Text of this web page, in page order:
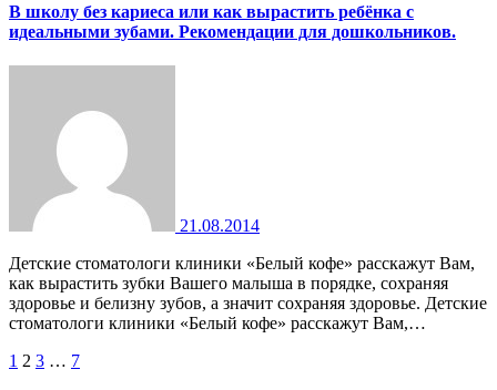
В школу без кариеса или как вырастить ребёнка с
идеальными зубами. Рекомендации для дошкольников.
21.08.2014
Детские стоматологи клиники «Белый кофе» расскажут Вам,
как вырастить зубки Вашего малыша в порядке, сохраняя
здоровье и белизну зубов, а значит сохраняя здоровье. Детские
стоматологи клиники «Белый кофе» расскажут Вам,…
Пагинация
1 2 3 … 7